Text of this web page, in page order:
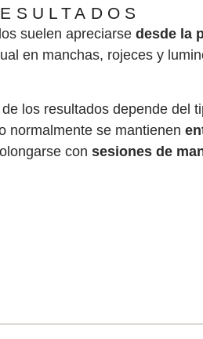
suelen apreciarse desde la
en manchas, rojeces y
los resultados depende del
normalmente se mantienen
con sesiones de